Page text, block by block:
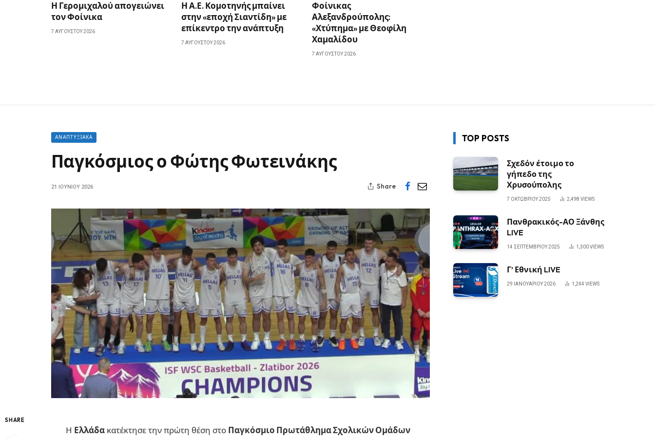
Η Γερομιχαλού απογειώνει
τον Φοίνικα
7 ΑΥΓΟΎΣΤΟΥ 2026
Η Α.Ε. Κομοτηνής μπαίνει
στην «εποχή Σιαντίδη» με
επίκεντρο την ανάπτυξη
7 ΑΥΓΟΎΣΤΟΥ 2026
Φοίνικας
Αλεξανδρούπολης:
«Χτύπημα» με Θεοφίλη
Χαμαλίδου
7 ΑΥΓΟΎΣΤΟΥ 2026
ΑΝΑΠΤΥΞΙΑΚΆ
Παγκόσμιος ο Φώτης Φωτεινάκης
21 ΙΟΥΝΊΟΥ 2026 Share
SHARE
Η Ελλάδα κατέκτησε την πρώτη θέση στο Παγκόσμιο Πρωτάθλημα Σχολικών Ομάδων
TOP POSTS
Σχεδόν έτοιμο το
γήπεδο της
Χρυσούπολης
7 ΟΚΤΩΒΡΊΟΥ 2025 2,498 VIEWS
Πανθρακικός-ΑΟ Ξάνθης
LIVE
14 ΣΕΠΤΕΜΒΡΊΟΥ 2025 1,300VIEWS
Γ’ Εθνική LIVE
29 ΙΑΝΟΥΑΡΊΟΥ 2026 1,244 VIEWS